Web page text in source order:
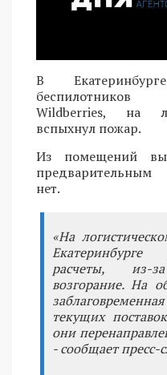
В
Wildberries, на
вспыхнул пожар.
Из помещений
нет.
«На
расчеты, из-
возгорание. На
текущих
они
- сообщает